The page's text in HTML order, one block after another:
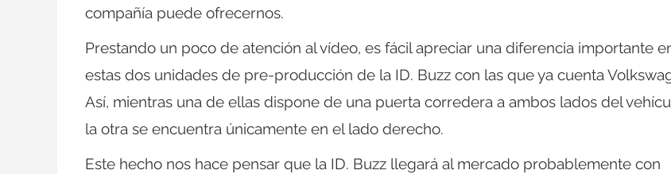
compañía puede ofrecernos.
Prestando un poco de atención al vídeo, es fácil apreciar una diferencia importante
estas dos unidades de pre-producción de la ID. Buzz con las que ya cuenta
Así, mientras una de ellas dispone de una puerta corredera a ambos lados del
la otra se encuentra únicamente en el lado derecho.
Este hecho nos hace pensar que la ID. Buzz llegará al mercado probablemente con